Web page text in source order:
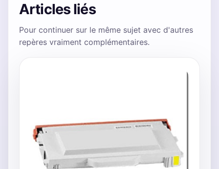
Articles liés
Pour continuer sur le même sujet avec d'autres
repères vraiment complémentaires.